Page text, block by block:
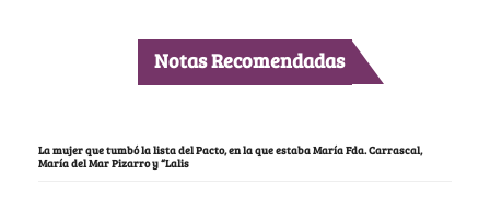
Notas Recomendadas
La mujer que tumbó la lista del Pacto, en la que estaba María Fda. Carrascal,
María del Mar Pizarro y “Lalis